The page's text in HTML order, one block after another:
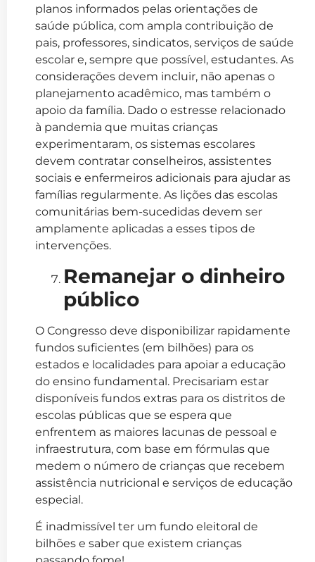
planos informados pelas orientações de
saúde pública, com ampla contribuição de
pais, professores, sindicatos, serviços de saúde
escolar e, sempre que possível, estudantes. As
considerações devem incluir, não apenas o
planejamento acadêmico, mas também o
apoio da família. Dado o estresse relacionado
à pandemia que muitas crianças
experimentaram, os sistemas escolares
devem contratar conselheiros, assistentes
sociais e enfermeiros adicionais para ajudar as
famílias regularmente. As lições das escolas
comunitárias bem-sucedidas devem ser
amplamente aplicadas a esses tipos de
intervenções.
Remanejar o dinheiro
público
O Congresso deve disponibilizar rapidamente
fundos suficientes (em bilhões) para os
estados e localidades para apoiar a educação
do ensino fundamental. Precisariam estar
disponíveis fundos extras para os distritos de
escolas públicas que se espera que
enfrentem as maiores lacunas de pessoal e
infraestrutura, com base em fórmulas que
medem o número de crianças que recebem
assistência nutricional e serviços de educação
especial.
É inadmissível ter um fundo eleitoral de
bilhões e saber que existem crianças